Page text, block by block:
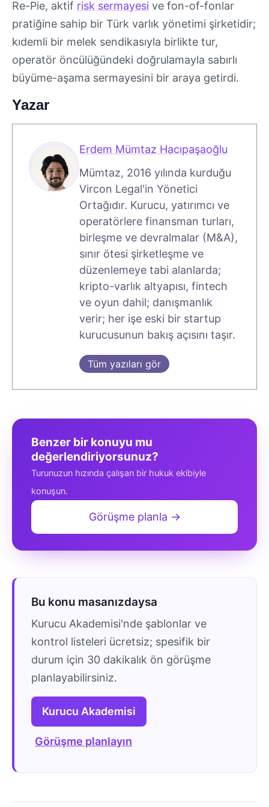
Re-Pie, aktif risk sermayesi ve fon-of-fonlar
pratiğine sahip bir Türk varlık yönetimi şirketidir;
kıdemli bir melek sendikasıyla birlikte tur,
operatör öncülüğündeki doğrulamayla sabırlı
büyüme-aşama sermayesini bir araya getirdi.
Yazar
Erdem Mümtaz Hacıpaşaoğlu
Mümtaz, 2016 yılında kurduğu
Vircon Legal'in Yönetici
Ortağıdır. Kurucu, yatırımcı ve
operatörlere finansman turları,
birleşme ve devralmalar (M&A),
sınır ötesi şirketleşme ve
düzenlemeye tabi alanlarda;
kripto-varlık altyapısı, fintech
ve oyun dahil; danışmanlık
verir; her işe eski bir startup
kurucusunun bakış açısını taşır.
Tüm yazıları gör
Benzer bir konuyu mu
değerlendiriyorsunuz?
Turunuzun hızında çalışan bir hukuk ekibiyle
konuşun.
Görüşme planla →
Bu konu masanızdaysa
Kurucu Akademisi'nde şablonlar ve
kontrol listeleri ücretsiz; spesifik bir
durum için 30 dakikalık ön görüşme
planlayabilirsiniz.
Kurucu Akademisi
Görüşme planlayın